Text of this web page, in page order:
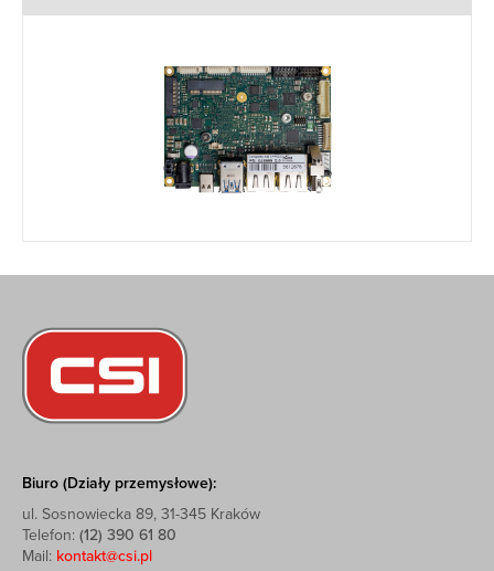
Biuro (Działy przemysłowe):
ul. Sosnowiecka 89, 31-345 Kraków
Telefon: (12) 390 61 80
Mail: kontakt@csi.pl